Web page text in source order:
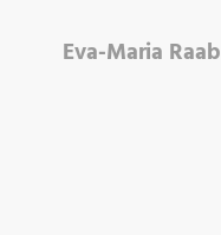
Eva-Maria Raab